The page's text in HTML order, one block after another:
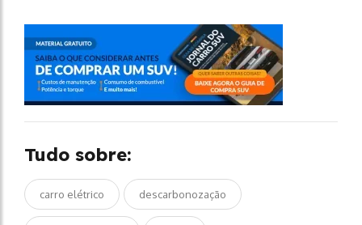
Tudo sobre:
carro elétrico descarbonozação